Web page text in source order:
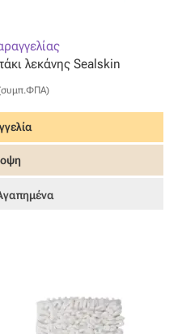
λεκάνης Sealskin